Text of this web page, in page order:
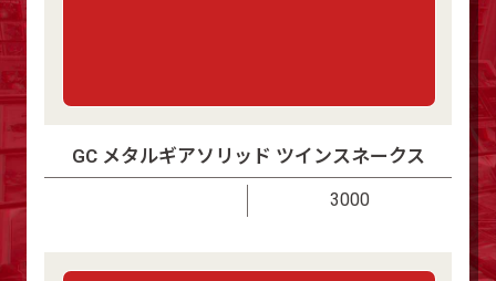
GC メタルギアソリッド ツインスネークス
3000